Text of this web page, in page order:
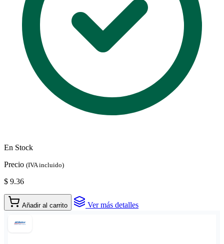
En Stock
Precio (IVA incluido)
$ 9.36
Añadir al carrito Ver más detalles